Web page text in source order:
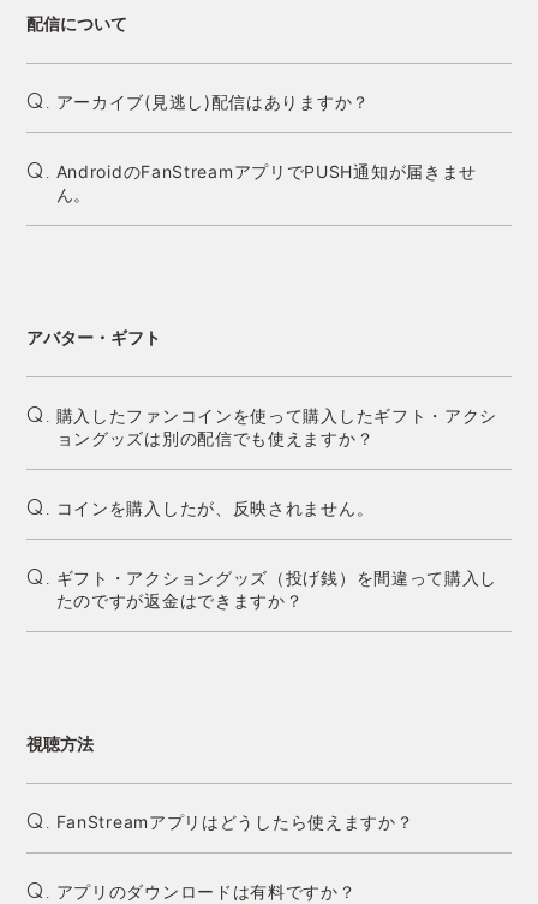
配信について
Q. アーカイブ(見逃し)配信はありますか？
Q. AndroidのFanStreamアプリでPUSH通知が届きませ
ん。
アバター・ギフト
Q. 購入したファンコインを使って購入したギフト・アクシ
ョングッズは別の配信でも使えますか？
Q. コインを購入したが、反映されません。
Q. ギフト・アクショングッズ（投げ銭）を間違って購入し
たのですが返金はできますか？
視聴方法
Q. FanStreamアプリはどうしたら使えますか？
Q. アプリのダウンロードは有料ですか？